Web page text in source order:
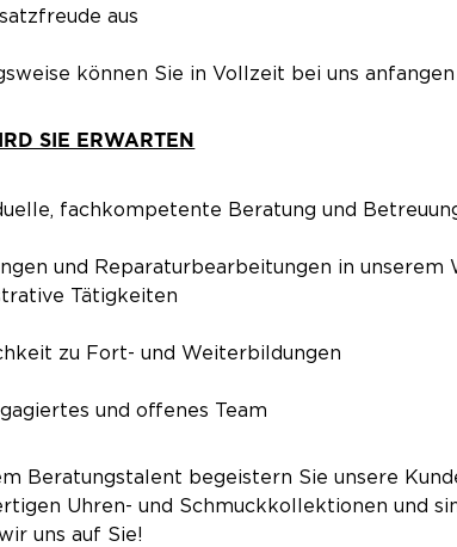
aus
können Sie in Vollzeit bei uns anfangen
SIE ERWARTEN
fachkompetente Beratung und
und Reparaturbearbeitungen in
Tätigkeiten
zu Fort- und Weiterbildungen
und offenes Team
Beratungstalent begeistern Sie unsere
Uhren- und Schmuckkollektionen und
uns auf Sie!